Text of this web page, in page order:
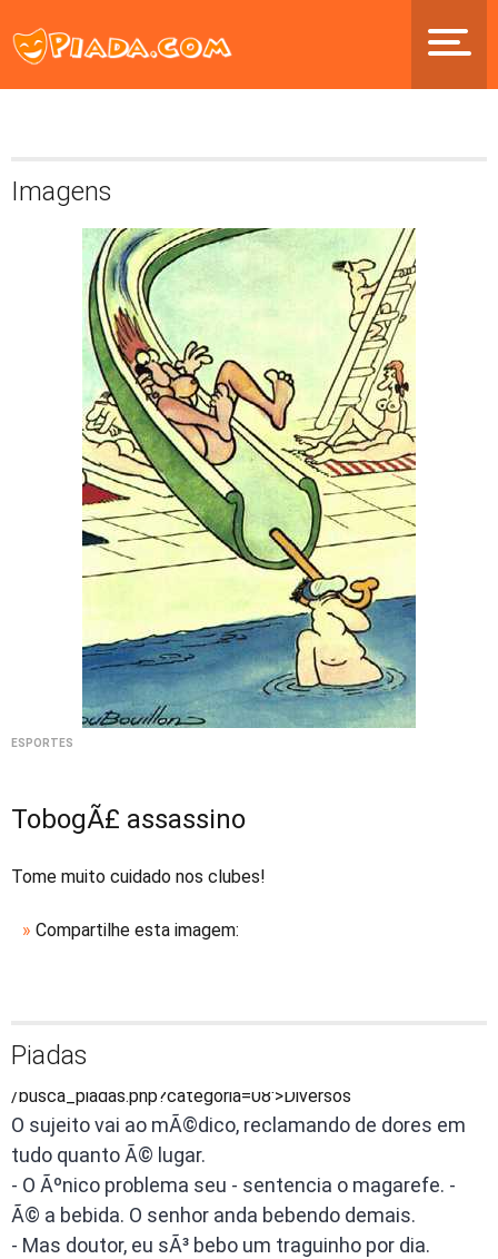
Imagens
ESPORTES
TobogÃ£ assassino
Tome muito cuidado nos clubes!
» Compartilhe esta imagem:
Piadas
/busca_piadas.php?categoria=08'>Diversos
O sujeito vai ao mÃ©dico, reclamando de dores em
tudo quanto Ã© lugar.
- O Ãºnico problema seu - sentencia o magarefe. -
Ã© a bebida. O senhor anda bebendo demais.
- Mas doutor, eu sÃ³ bebo um traguinho por dia.